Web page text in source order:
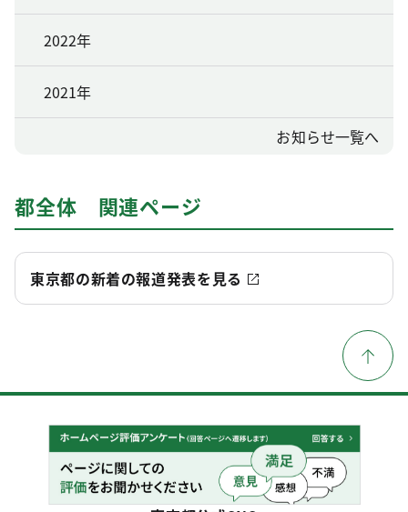
2022年
2021年
お知らせ一覧へ
都全体 関連ページ
東京都の新着の報道発表を見る